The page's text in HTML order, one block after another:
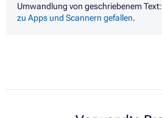
Umwandlung von geschriebenem Text:
zu Apps und Scannern gefallen.